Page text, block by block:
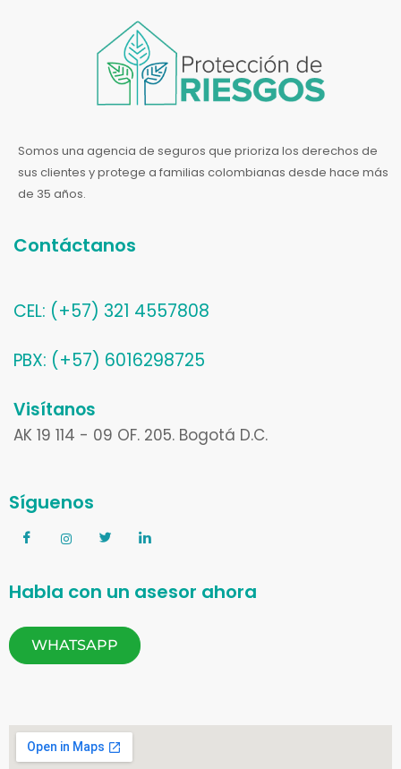
Somos una agencia de seguros que prioriza los derechos de
sus clientes y protege a familias colombianas desde hace más
de 35 años.
Contáctanos
CEL: (+57) 321 4557808
PBX: (+57) 6016298725
Visítanos
AK 19 114 - 09 OF. 205. Bogotá D.C.
Síguenos
Habla con un asesor ahora
WHATSAPP